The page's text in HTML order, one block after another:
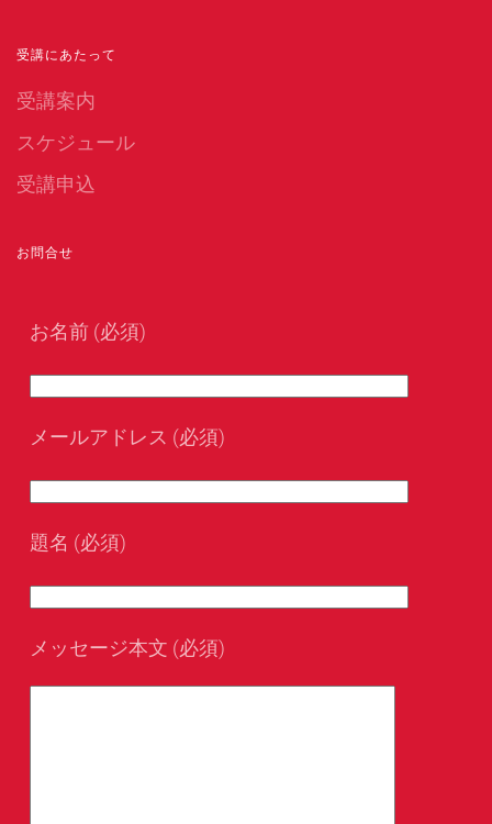
受講にあたって
受講案内
スケジュール
受講申込
お問合せ
お名前 (必須)
メールアドレス (必須)
題名 (必須)
メッセージ本文 (必須)